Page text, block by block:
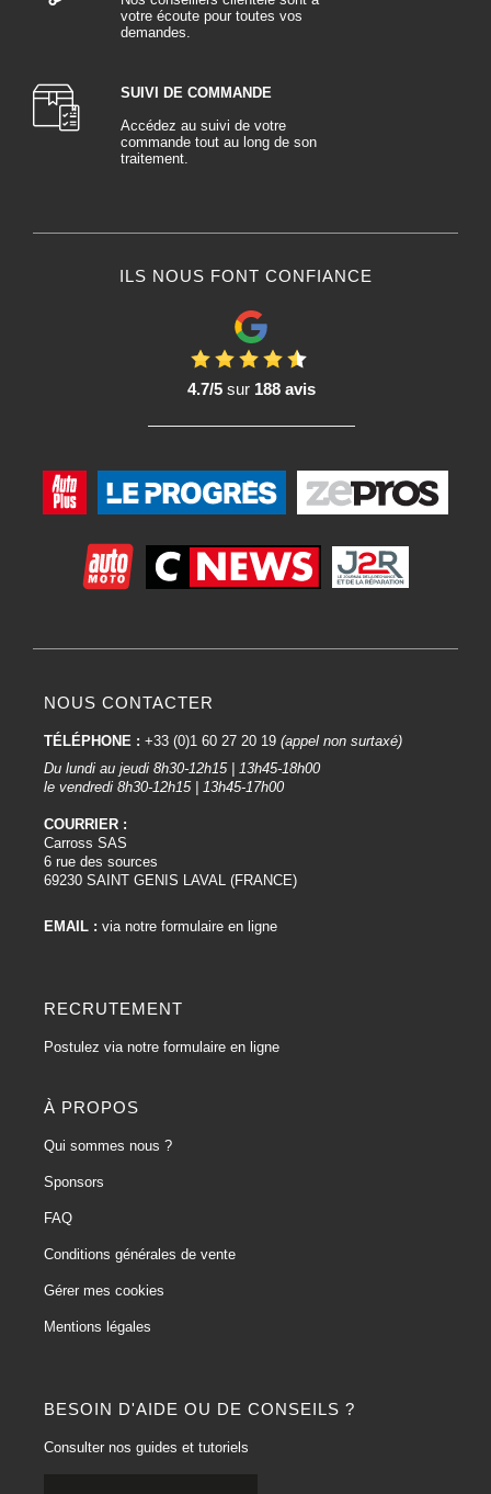
votre écoute pour toutes vos
demandes.
SUIVI DE COMMANDE
Accédez au suivi de votre
commande tout au long de son
traitement.
ILS NOUS FONT CONFIANCE
4.7/5sur 188 avis
BESOIN D'AIDE OU DE CONSEILS ?
Consulter nos guides et tutoriels
NOUS CONTACTER
TÉLÉPHONE : +33 (0)1 60 27 20 19 (appel non surtaxé)
Du lundi au jeudi 8h30-12h15 | 13h45-18h00
le vendredi 8h30-12h15 | 13h45-17h00
COURRIER :
Carross SAS
6 rue des sources
69230 SAINT GENIS LAVAL (FRANCE)
EMAIL : via notre formulaire en ligne
RECRUTEMENT
Postulez via notre formulaire en ligne
À PROPOS
Qui sommes nous ?
Sponsors
FAQ
Conditions générales de vente
Gérer mes cookies
Mentions légales